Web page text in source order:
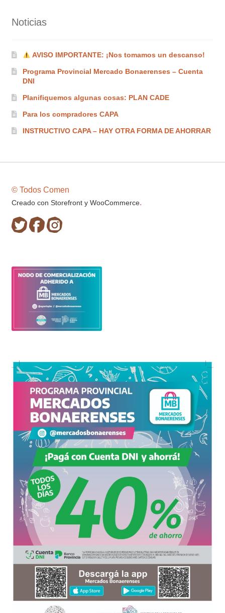
Noticias
AVISO IMPORTANTE: ¡Nos tomamos un descanso!
Programa Provincial Mercado Bonaerenses – Cuenta
DNI
Planifiquemos algunas cosas: PLAN CADE
Para los compradores CAPA
INSTRUCTIVO CAPA – HAY OTRA FORMA DE AHORRAR
© Todos Comen
Creado con Storefront y WooCommerce.